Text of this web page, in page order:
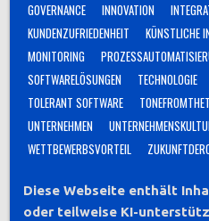
GOVERNANCE
INNOVATION
KUNDENZUFRIEDENHEIT
KÜNSTLICHE
MONITORING
SOFTWARELÖSUNGEN
TECHNOLOGIE
TOLERANT SOFTWARE
UNTERNEHMEN
WETTBEWERBSVORTEIL
Diese Webseite enthält
oder teilweise KI-